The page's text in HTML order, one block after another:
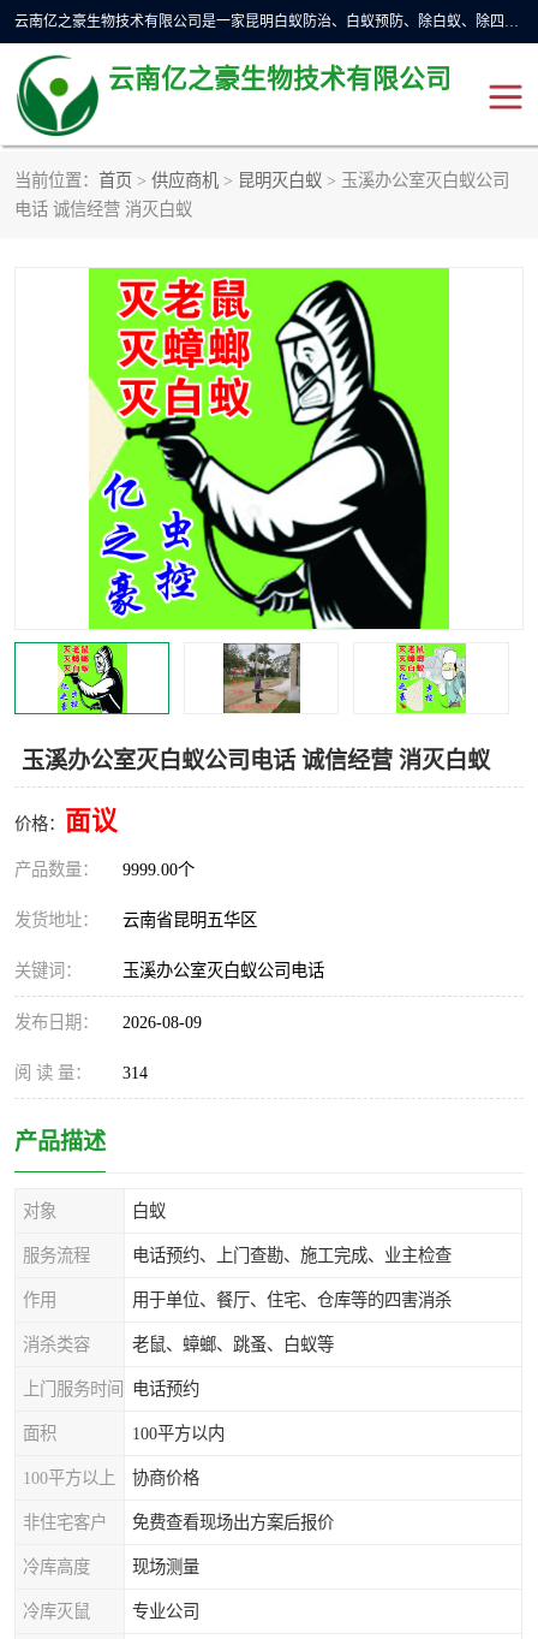
云南亿之豪生物技术有限公司是一家昆明白蚁防治、白蚁预防、除白蚁、除四害、灭蟑螂、消毒等业务的公司，公司致力于诚信经营、科技良好、讲究信誉、造福社会的理念，坚持走技术化、服务统一化,竭诚以优良的施工质量、主动的跟进服务、的管理经验，以诚信取于社会，立足于社会。
云南亿之豪生物技术有限公司
当前位置： 首页 > 供应商机 > 昆明灭白蚁 > 玉溪办公室灭白蚁公司
电话 诚信经营 消灭白蚁
玉溪办公室灭白蚁公司电话 诚信经营 消灭白蚁
价格： 面议
产品数量： 9999.00个
发货地址： 云南省昆明五华区
关键词： 玉溪办公室灭白蚁公司电话
发布日期： 2026-08-09
阅 读 量： 314
产品描述
对象 白蚁
服务流程 电话预约、上门查勘、施工完成、业主检查
作用 用于单位、餐厅、住宅、仓库等的四害消杀
消杀类容 老鼠、蟑螂、跳蚤、白蚁等
上门服务时间 电话预约
面积 100平方以内
100平方以上 协商价格
非住宅客户 免费查看现场出方案后报价
冷库高度 现场测量
冷库灭鼠 专业公司
昆明灭鼠
昆明灭蟑螂 昆明杀虫
昆明除四害 昆明消杀公司
昆明消毒公司 昆明灭红火蚁公司
昆明驱蛇公司 昆明除虫除蚁